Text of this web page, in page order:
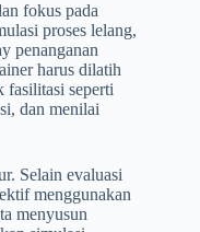
fokus pada
proses lelang,
penanganan
harus dilatih
fasilitasi seperti
dan menilai
Selain evaluasi
menggunakan
menyusun